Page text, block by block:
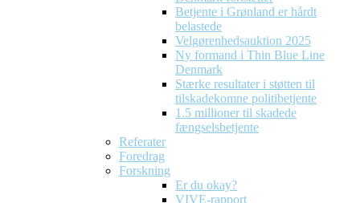
Betjente i Grønland er hårdt
belastede
Velgørenhedsauktion 2025
Ny formand i Thin Blue Line
Denmark
Stærke resultater i støtten til
tilskadekomne politibetjente
1.5 millioner til skadede
fængselsbetjente
Referater
Foredrag
Forskning
Er du okay?
VIVE-rapport